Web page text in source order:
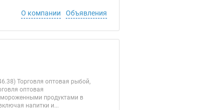
О компании Объявления
Торговля оптовая рыбой,
оптовая
продуктами в
напитки и...